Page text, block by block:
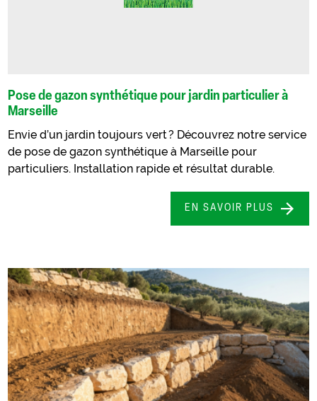
Pose de gazon synthétique pour jardin particulier à
Marseille
Envie d’un jardin toujours vert ? Découvrez notre service
de pose de gazon synthétique à Marseille pour
particuliers. Installation rapide et résultat durable.
EN SAVOIR PLUS